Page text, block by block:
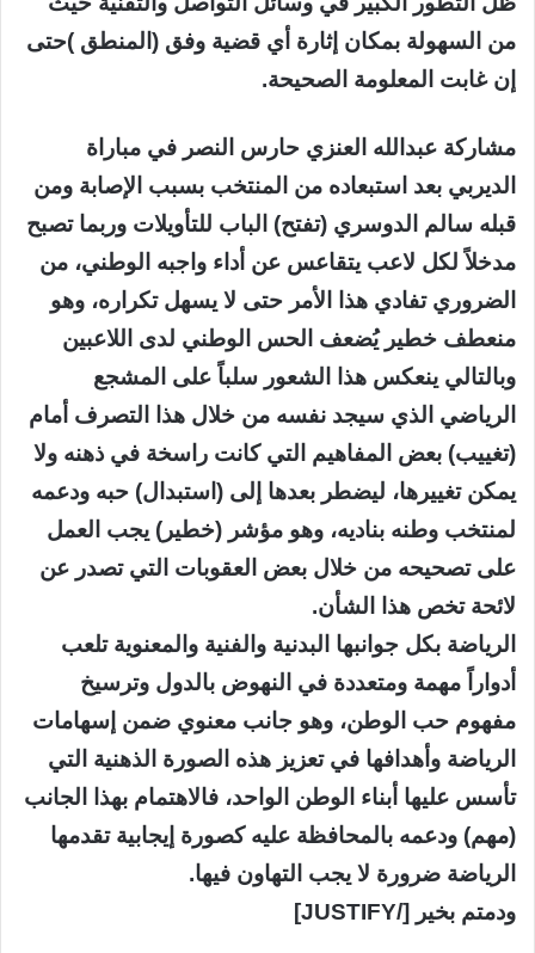
من السهولة بمكان إثارة أي قضية وفق (المنطق )حتى
إن غابت المعلومة الصحيحة.
مشاركة عبدالله العنزي حارس النصر في مباراة
الديربي بعد استبعاده من المنتخب بسبب الإصابة ومن
قبله سالم الدوسري (تفتح) الباب للتأويلات وربما تصبح
مدخلاً لكل لاعب يتقاعس عن أداء واجبه الوطني، من
الضروري تفادي هذا الأمر حتى لا يسهل تكراره، وهو
منعطف خطير يُضعف الحس الوطني لدى اللاعبين
وبالتالي ينعكس هذا الشعور سلباً على المشجع
الرياضي الذي سيجد نفسه من خلال هذا التصرف أمام
(تغييب) بعض المفاهيم التي كانت راسخة في ذهنه ولا
يمكن تغييرها، ليضطر بعدها إلى (استبدال) حبه ودعمه
لمنتخب وطنه بناديه، وهو مؤشر (خطير) يجب العمل
على تصحيحه من خلال بعض العقوبات التي تصدر عن
لائحة تخص هذا الشأن.
الرياضة بكل جوانبها البدنية والفنية والمعنوية تلعب
أدواراً مهمة ومتعددة في النهوض بالدول وترسيخ
مفهوم حب الوطن، وهو جانب معنوي ضمن إسهامات
الرياضة وأهدافها في تعزيز هذه الصورة الذهنية التي
تأسس عليها أبناء الوطن الواحد، فالاهتمام بهذا الجانب
(مهم) ودعمه بالمحافظة عليه كصورة إيجابية تقدمها
الرياضة ضرورة لا يجب التهاون فيها.
ودمتم بخير [/JUSTIFY]